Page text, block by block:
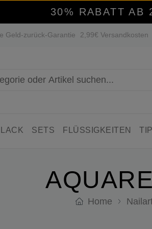
30% RABATT AB
Geld-zurück-Garantie 2,99€ Versandkosten
SETS FLÜSSIGKEITEN
Home